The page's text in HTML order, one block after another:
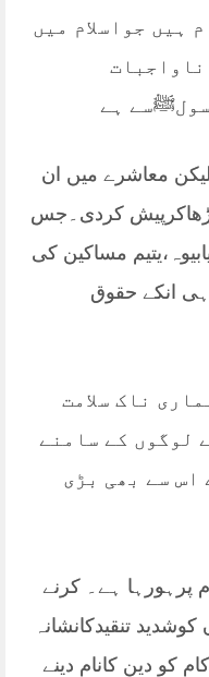
ہیں جواسلام میں
ہے
معاشرے میں ان
کردی۔جس
مساکین کی
انکے حقوق
ناک سلامت
لوگوں کے سامنے
اس سے بھی بڑی
پرہورہا ہے۔ کرنے
تنقیدکانشانہ
کو دین کانام دینے